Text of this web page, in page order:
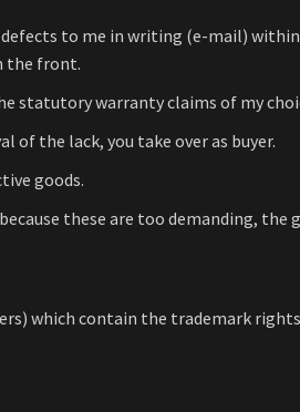
to me in writing (e-mail)
the front.
warranty claims of my
of the lack, you take over as buyer.
goods.
these are too demanding,
which contain the trademark